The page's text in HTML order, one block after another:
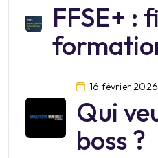
FFSE+ :
salariés
juin 2026
16 février 2026
Qui
boss ?